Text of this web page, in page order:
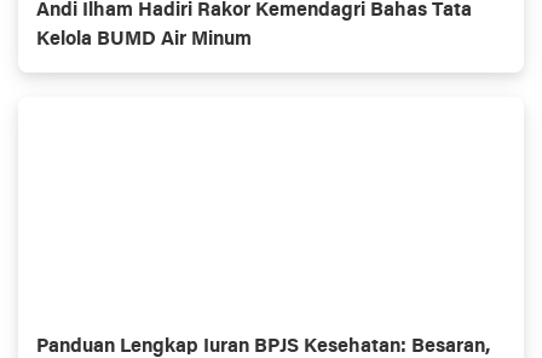
Andi Ilham Hadiri Rakor Kemendagri Bahas Tata
Kelola BUMD Air Minum
Panduan Lengkap Iuran BPJS Kesehatan: Besaran,